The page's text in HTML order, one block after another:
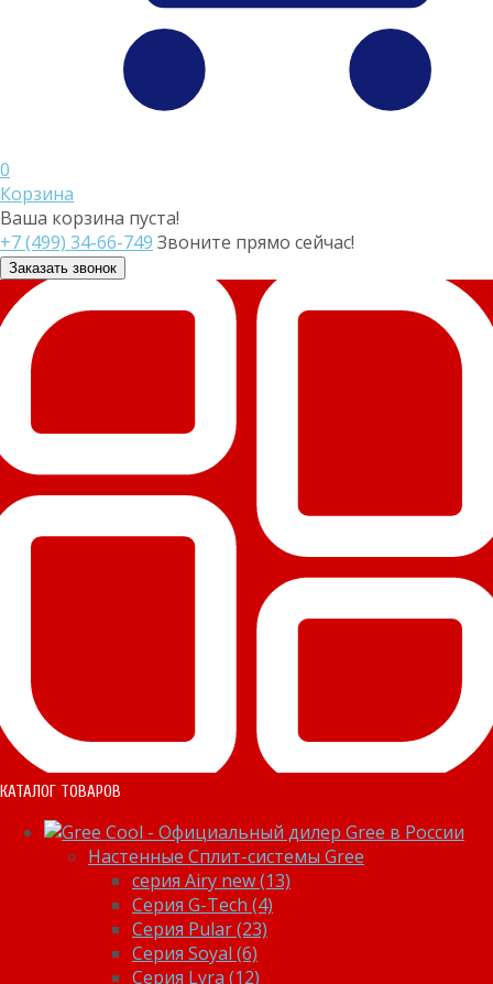
0
Корзина
Ваша корзина пуста!
+7 (499) 34-66-749 Звоните прямо сейчас!
Заказать звонок
КАТАЛОГ ТОВАРОВ
Настенные Сплит-системы Gree
серия Airy new (13)
Серия G-Tech (4)
Серия Pular (23)
Cерия Soyal (6)
Серия Lyra (12)